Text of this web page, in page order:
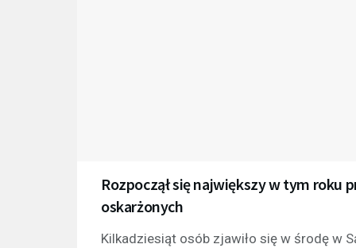
Rozpoczął się największy w tym roku
oskarżonych
Kilkadziesiąt osób zjawiło się w środę w